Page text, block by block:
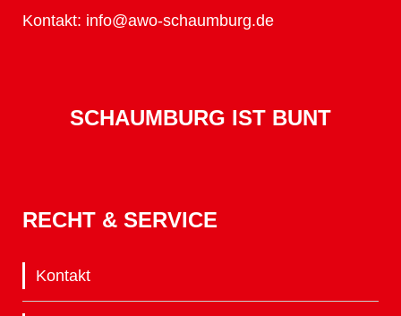
Kontakt: info@awo-schaumburg.de
SCHAUMBURG IST BUNT
RECHT & SERVICE
Kontakt